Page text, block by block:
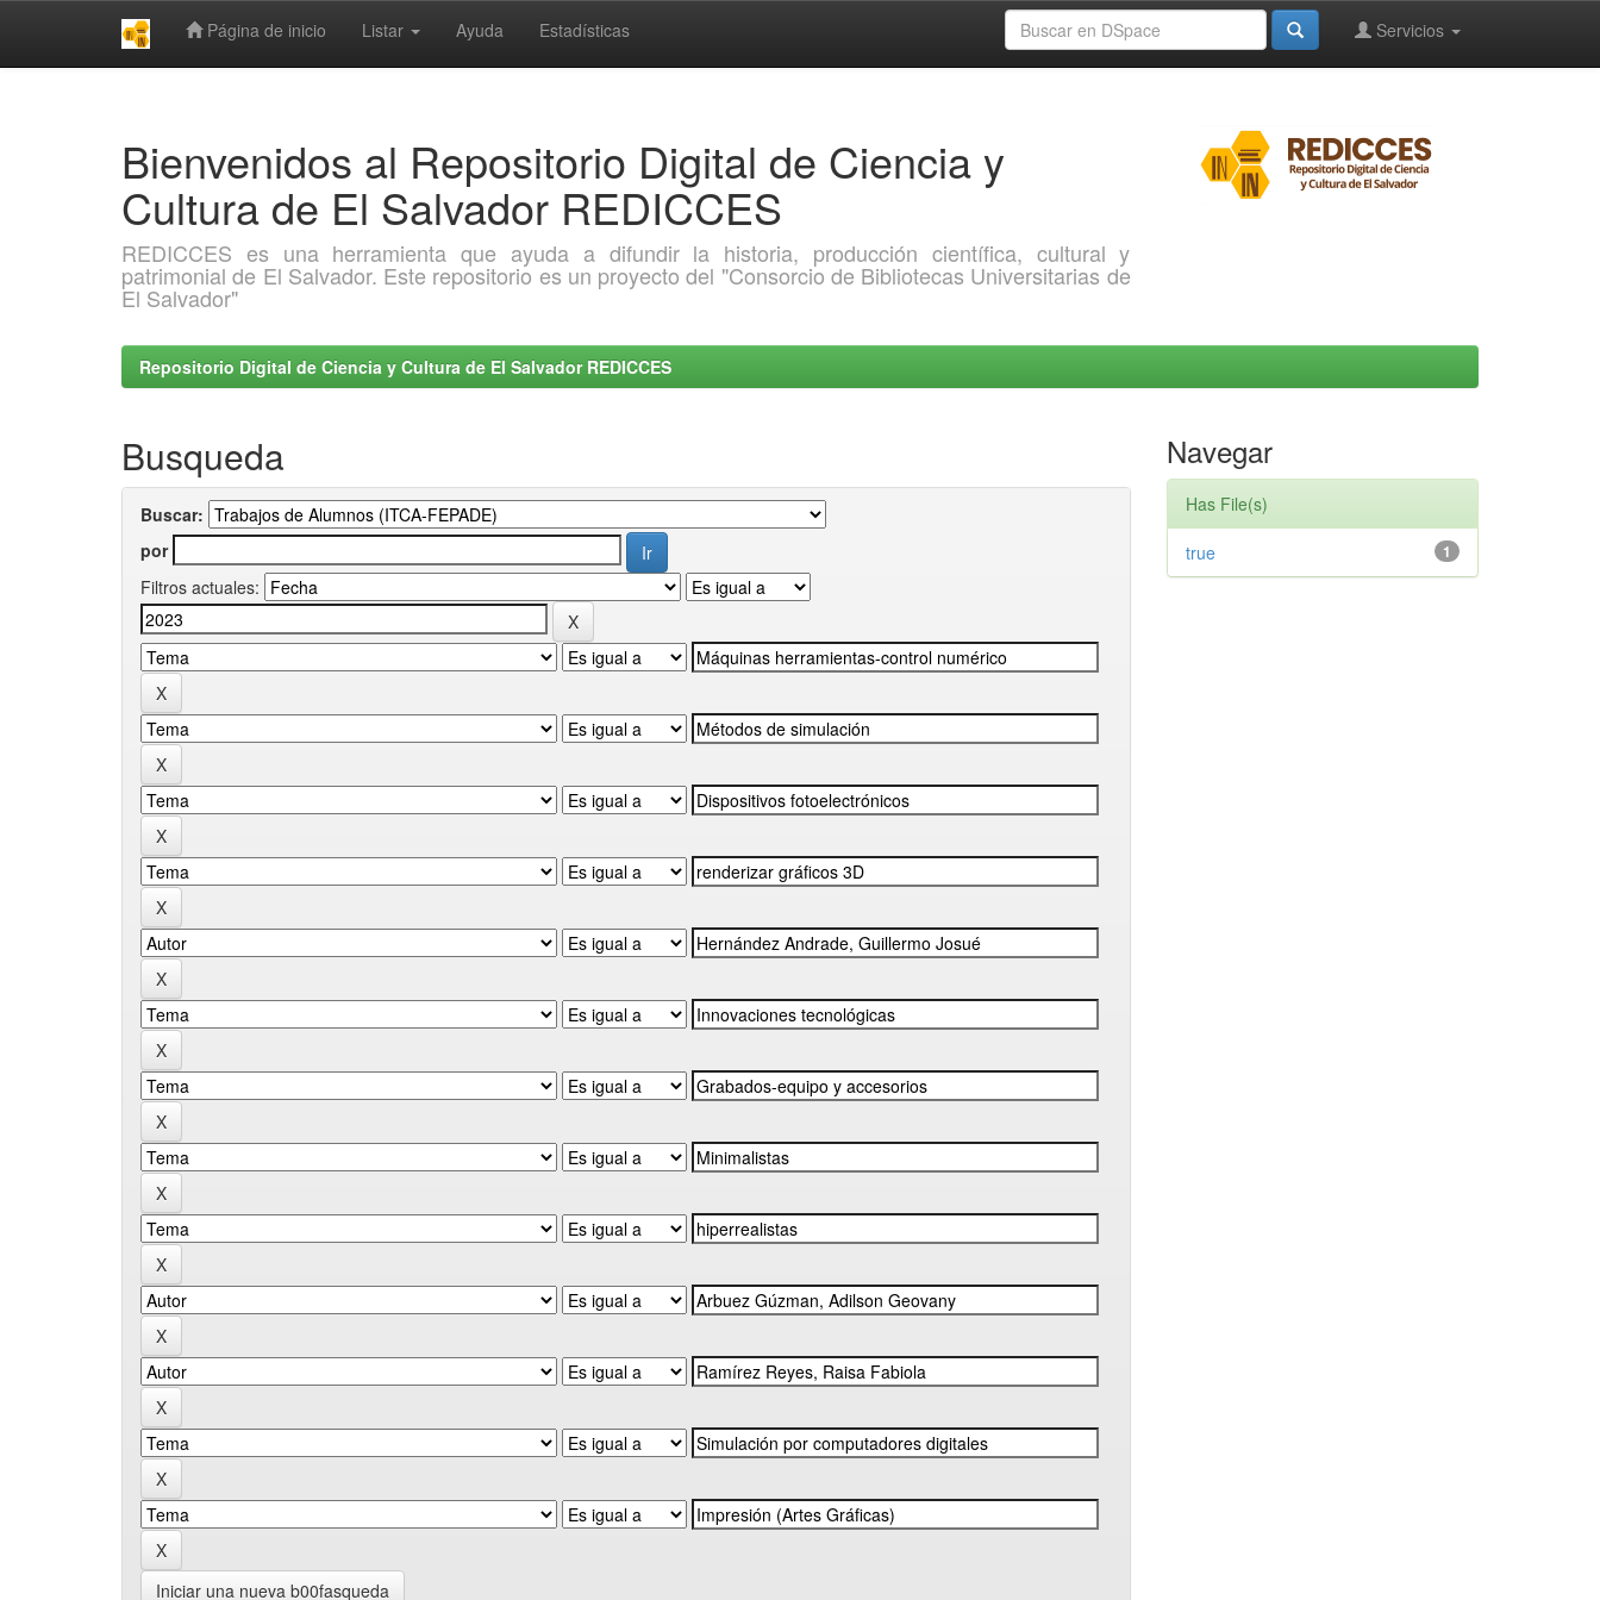
Página de inicio Listar Ayuda Estadísticas Servicios
Bienvenidos al Repositorio Digital de Ciencia y
Cultura de El Salvador REDICCES
REDICCES es una herramienta que ayuda a difundir la historia, producción científica, cultural y
patrimonial de El Salvador. Este repositorio es un proyecto del "Consorcio de Bibliotecas Universitarias de
El Salvador"
Repositorio Digital de Ciencia y Cultura de El Salvador REDICCES
Busqueda
Buscar:
por
Filtros actuales:
Iniciar una nueva b00fasqueda
Navegar
Has File(s)
1
true